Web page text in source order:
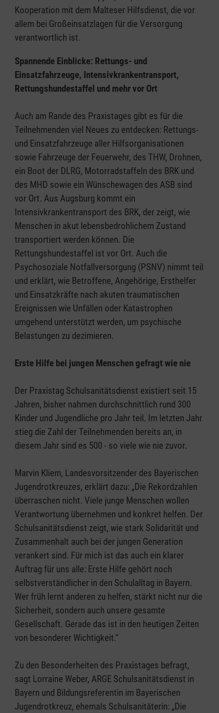
Kooperation mit dem Malteser Hilfsdienst, die vor
allem bei Großeinsatzlagen für die Versorgung
verantwortlich ist.
Spannende Einblicke: Rettungs- und
Einsatzfahrzeuge, Intensivkrankentransport,
Rettungshundestaffel und mehr vor Ort
Auch am Rande des Praxistages gibt es für die
Teilnehmenden viel Neues zu entdecken: Rettungs-
und Einsatzfahrzeuge aller Hilfsorganisationen
sowie Fahrzeuge der Feuerwehr, des THW, Drohnen,
ein Boot der DLRG, Motorradstaffeln des BRK und
des MHD sowie ein Wünschewagen des ASB sind
vor Ort. Aus Augsburg kommt ein
Intensivkrankentransport des BRK, der zeigt, wie
Menschen in akut lebensbedrohlichem Zustand
transportiert werden können. Die
Rettungshundestaffel ist vor Ort. Auch die
Psychosoziale Notfallversorgung (PSNV) nimmt teil
und erklärt, wie Betroffene, Angehörige, Ersthelfer
und Einsatzkräfte nach akuten traumatischen
Ereignissen wie Unfällen oder Katastrophen
umgehend unterstützt werden, um psychische
Belastungen zu dezimieren.
Erste Hilfe bei jungen Menschen gefragt wie nie
Der Praxistag Schulsanitätsdienst existiert seit 15
Jahren, bisher nahmen durchschnittlich rund 300
Kinder und Jugendliche pro Jahr teil. Im letzten Jahr
stieg die Zahl der Teilnehmenden bereits an, in
diesem Jahr sind es 500 - so viele wie nie zuvor.
Marvin Kliem, Landesvorsitzender des Bayerischen
Jugendrotkreuzes, erklärt dazu: „Die Rekordzahlen
überraschen nicht. Viele junge Menschen wollen
Verantwortung übernehmen und konkret helfen. Der
Schulsanitätsdienst zeigt, wie stark Solidarität und
Zusammenhalt auch bei der jungen Generation
verankert sind. Für mich ist das auch ein klarer
Auftrag für uns alle: Erste Hilfe gehört noch
selbstverständlicher in den Schulalltag in Bayern.
Wer früh lernt anderen zu helfen, stärkt nicht nur die
Sicherheit, sondern auch unsere gesamte
Gesellschaft. Gerade das ist in den heutigen Zeiten
von besonderer Wichtigkeit.“
Zu den Besonderheiten des Praxistages befragt,
sagt Lorraine Weber, ARGE Schulsanitätsdienst in
Bayern und Bildungsreferentin im Bayerischen
Jugendrotkreuz, ehemals Schulsanitäterin: „Die